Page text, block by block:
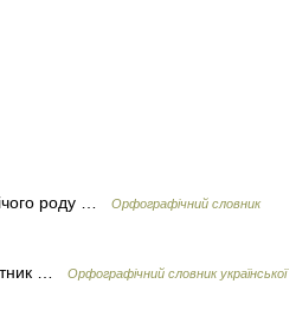
роду …
Орфографічний словник
…
Орфографічний словник української